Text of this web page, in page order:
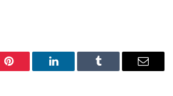
Pinterest LinkedIn Tumblr Email